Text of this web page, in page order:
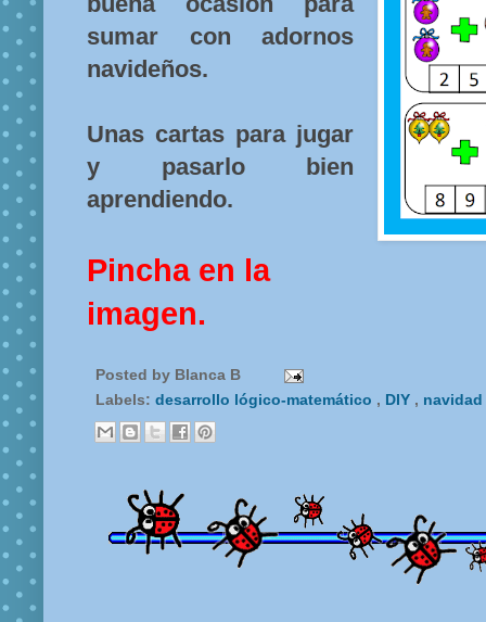
sumar con adornos
navideños.
Unas cartas para jugar
y pasarlo bien
aprendiendo.
Pincha en la
imagen.
Posted by Blanca B
Labels: desarrollo lógico-matemático , DIY , navidad